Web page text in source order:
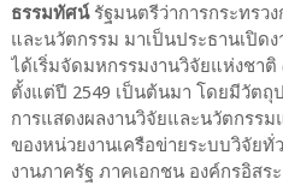
ธรรมทัศน์รัฐมนตรีว่าการกระทรว
และนวัตกรรม มาเป็นประธานเปิด
ได้เริ่มจัดมหกรรมงานวิจัยแห่งชาติ
ตั้งแต่ปี 2549 เป็นต้นมา โดยมีวัตถุ
การแสดงผลงานวิจัยและนวัตกรร
ของหน่วยงานเครือข่ายระบบวิจัย
งานภาครัฐ ภาคเอกชน องค์กรอิสร